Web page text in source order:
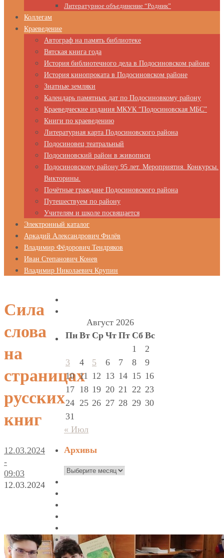
Литературное объединение “Родник”
Коллегам
Краеведение
Автограф на память библиотеке
Вятская книга года
История библиотечного дела в Подосиновском районе
История кинопроката в Подосиновском районе
Знатные земляки
Календарь памятных дат по Подосиновкому району
Краеведческие издания МКУК “Подосиновская МБС”
Книги по краеведению
Литературная карта Подосиновского района
Подосиновец театральный
Подосиновский район в живописи
Подосиновскому району 95 лет. Мероприятия. Конкурсы.
Викторины.
Почётные граждане Подосиновского района
Путешествуем по району
Учителям и школе посвящается
Электронный каталог
Аркадий Александрович Филёв
Владимир Фёдорович Тендряков
Иван Степанович Конев
Владимир Николаевич Крупин
Сила
слова
на
страницах
русских
книг
12.03.2024
-
09:03
12.03.2024
Август 2026
Пн Вт Ср Чт Пт Сб Вс
1
2
3
4 5 6 7 8
9
10 11 12 13 14 15 16
17 18 19 20 21 22 23
24 25 26 27 28 29 30
31
« Июл
Архивы
Архивы